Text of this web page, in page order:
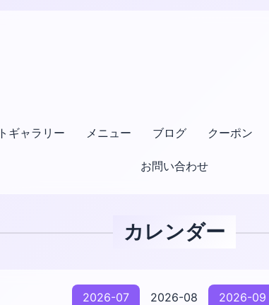
ギャラリー メニュー ブログ クーポン
お問い合わせ
カレンダー
2026-07 2026-08 2026-09